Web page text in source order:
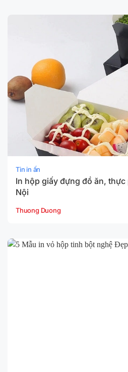
Tin in ấn
In hộp giấy đựng đồ ăn, thực
Nội
Thuong Duong